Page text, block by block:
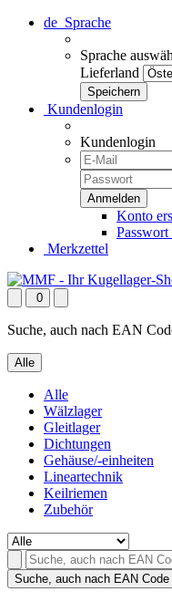
de Sprache
Sprache
Lieferland
Kundenlogin
Kundenlogin
Konto
Passwort
Merkzettel
0
Suche, auch nach EAN
Alle
Alle
Wälzlager
Gleitlager
Dichtungen
Gehäuse/-einheiten
Lineartechnik
Keilriemen
Zubehör
Suche, auch nach EAN Code